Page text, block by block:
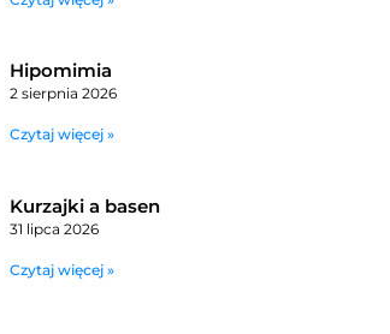
Hipomimia
2 sierpnia 2026
Czytaj więcej »
Kurzajki a basen
31 lipca 2026
Czytaj więcej »